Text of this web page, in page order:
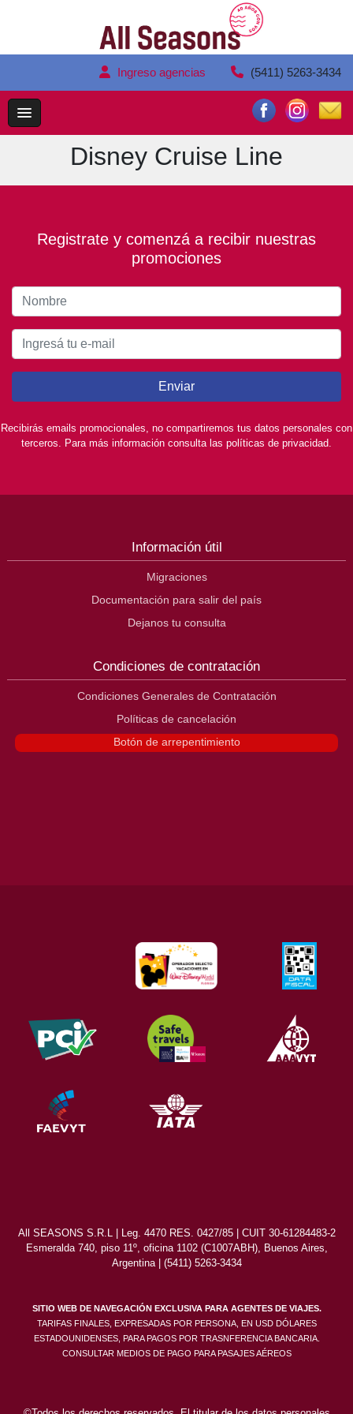
Ingreso agencias (5411) 5263-3434
Disney Cruise Line
Registrate y comenzá a recibir nuestras
promociones
Enviar
Recibirás emails promocionales, no compartiremos tus datos personales con
terceros. Para más información consulta las políticas de privacidad.
Información útil
Migraciones
Documentación para salir del país
Dejanos tu consulta
Condiciones de contratación
Condiciones Generales de Contratación
Políticas de cancelación
Botón de arrepentimiento
All SEASONS S.R.L | Leg. 4470 RES. 0427/85 | CUIT 30-61284483-2
Esmeralda 740, piso 11º, oficina 1102 (C1007ABH), Buenos Aires,
Argentina | (5411) 5263-3434
SITIO WEB DE NAVEGACIÓN EXCLUSIVA PARA AGENTES DE VIAJES.
TARIFAS FINALES, EXPRESADAS POR PERSONA, EN USD DÓLARES
ESTADOUNIDENSES, PARA PAGOS POR TRASNFERENCIA BANCARIA.
CONSULTAR MEDIOS DE PAGO PARA PASAJES AÉREOS